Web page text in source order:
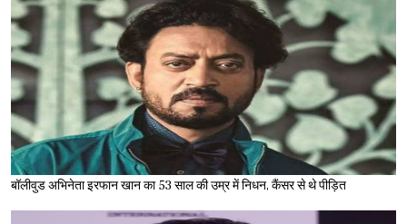
बॉलीवुड अभिनेता इरफान खान का 53 साल की उम्र में निधन, कैंसर से थे पीड़ित